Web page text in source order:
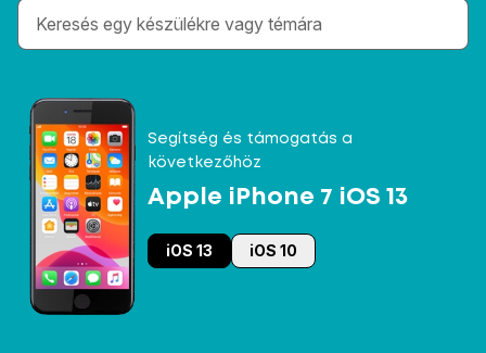
Gépelés közben megjelennek a keresési
Segítség és támogatás a
következőhöz
Apple iPhone 7 iOS 13
iOS 13 iOS 10